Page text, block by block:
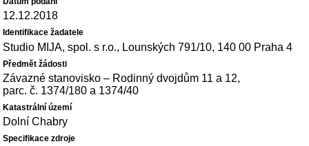
12.12.2018
Studio MIJA, spol. s r.o., Lounských 791/10, 140 00 Praha 4
Závazné stanovisko – Rodinný dvojdům 11 a 12,
parc. č. 1374/180 a 1374/40
Dolní Chabry